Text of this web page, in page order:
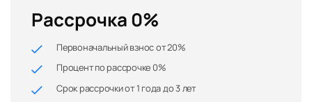
Рассрочка 0%
Первоначальный взнос от 20%
Процент по рассрочке 0%
Срок рассрочки от 1 года до 3 лет